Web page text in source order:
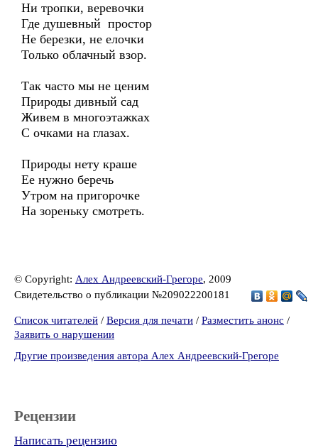
Ни тропки, веревочки
Где душевный простор
Не березки, не елочки
Только облачный взор.
Так часто мы не ценим
Природы дивный сад
Живем в многоэтажках
С очками на глазах.
Природы нету краше
Ее нужно беречь
Утром на пригорочке
На зореньку смотреть.
© Copyright: Алех Андреевский-Грегоре, 2009
Свидетельство о публикации №209022200181
Список читателей / Версия для печати / Разместить анонс /
Заявить о нарушении
Другие произведения автора Алех Андреевский-Грегоре
Рецензии
Написать рецензию